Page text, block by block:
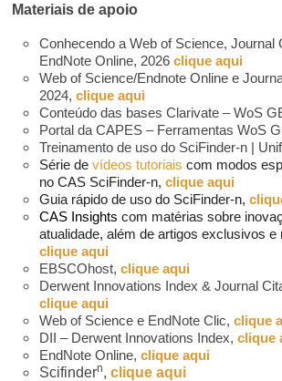
Materiais de apoio
Conhecendo a Web of Science, Journal
EndNote Online, 2026clique aqui
Web of Science/Endnote Online e
2024,clique aqui
Conteúdo das bases Clarivate – WoS
Portal da CAPES – Ferramentas WoS
Treinamento de uso do SciFinder-n |
Série devídeos tutoriais com modos
no CAS SciFinder-n,clique aqui
Guia rápido de uso do SciFinder-n,
CAS Insightscom matérias sobre
atualidade, além de artigos exclusivos e
clique aqui
EBSCOhost,clique aqui
Derwent Innovations Index & Journal
clique aqui
Web of Science e EndNote Clic,clique
DII – Derwent Innovations Index,clique
EndNote Online,clique aqui
Scifindern,clique aqui